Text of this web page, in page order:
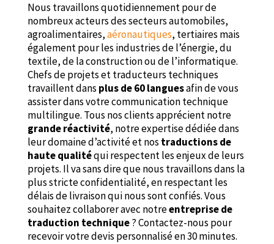
Nous travaillons quotidiennement pour de
nombreux acteurs des secteurs automobiles,
agroalimentaires,aéronautiques, tertiaires mais
également pour les industries de l’énergie, du
textile, de la construction ou de l’informatique.
Chefs de projets et traducteurs techniques
travaillent dans plus de 60 languesafin de vous
assister dans votre communication technique
multilingue. Tous nos clients apprécient notre
grande réactivité, notre expertise dédiée dans
leur domaine d’activité et nos traductions de
haute qualitéqui respectent les enjeux de leurs
projets. Il va sans dire que nous travaillons dans la
plus stricte confidentialité, en respectant les
délais de livraison qui nous sont confiés. Vous
souhaitez collaborer avec notreentreprise de
traduction technique? Contactez-nous pour
recevoir votre devis personnalisé en 30 minutes.